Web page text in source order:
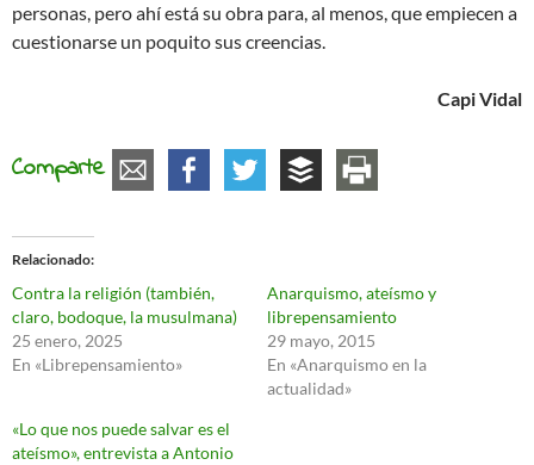
personas, pero ahí está su obra para, al menos, que empiecen a
cuestionarse un poquito sus creencias.
Capi Vidal
Comparte
Relacionado
Contra la religión (también,
claro, bodoque, la musulmana)
25 enero, 2025
En «Librepensamiento»
Anarquismo, ateísmo y
librepensamiento
29 mayo, 2015
En «Anarquismo en la
actualidad»
«Lo que nos puede salvar es el
ateísmo», entrevista a Antonio